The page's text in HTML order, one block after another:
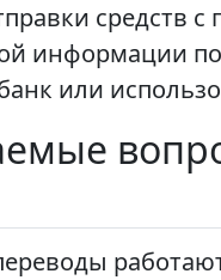
средств
информации
или